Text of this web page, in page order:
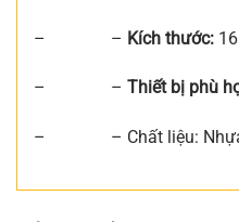
– – Kích thước:
– – Thiết bị phù
– – Chất liệu: